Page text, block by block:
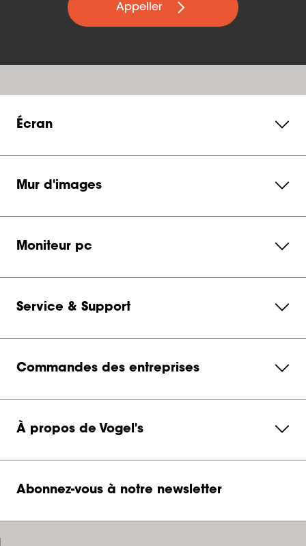
Appeller
Écran
Mur d'images
Moniteur pc
Service & Support
Commandes des entreprises
À propos de Vogel's
Abonnez-vous à notre newsletter